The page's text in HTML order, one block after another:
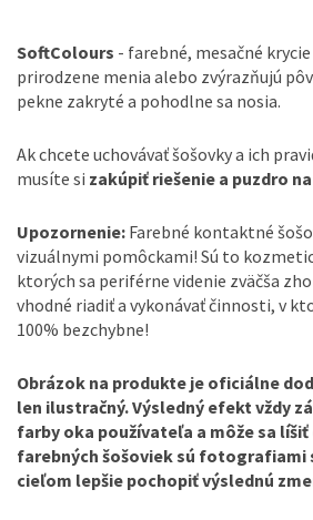
SoftColours - farebné, mesačné
prirodzene menia alebo zvýrazňujú
pekne zakryté a pohodlne sa nosia.
Ak chcete uchovávať šošovky a ich
musíte si zakúpiť riešenie a puzdro
Upozornenie: Farebné kontaktné
vizuálnymi pomôckami! Sú to
ktorých sa periférne videnie zväčša
vhodné riadiť a vykonávať činnosti, v
100% bezchybne!
Obrázok na produkte je oficiálne
len ilustračný. Výsledný efekt vždy
farby oka používateľa a môže sa líšiť
farebných šošoviek sú fotografiami
cieľom lepšie pochopiť výslednú